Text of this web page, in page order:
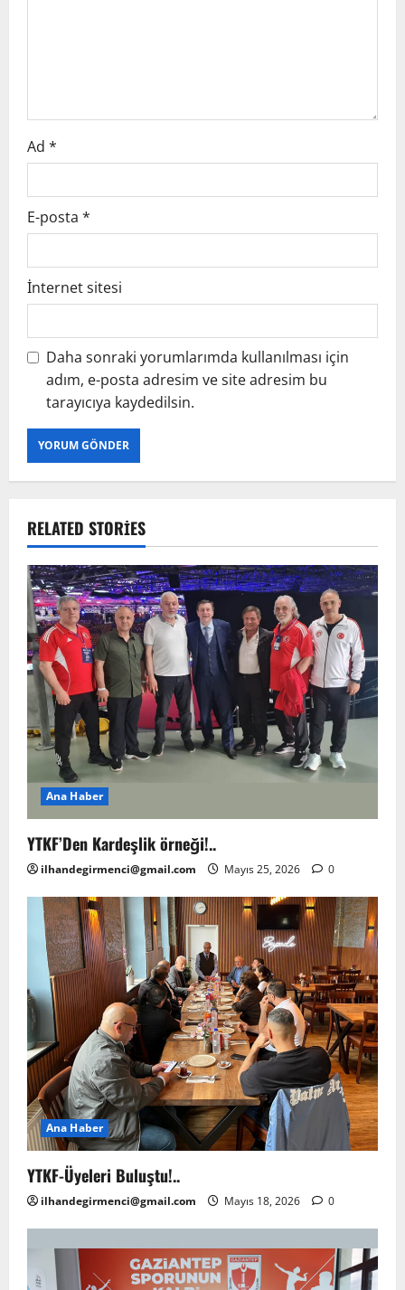
o
Ad *
E-posta *
İnternet sitesi
Daha sonraki yorumlarımda kullanılması için
adım, e-posta adresim ve site adresim bu
tarayıcıya kaydedilsin.
RELATED STORIES
Ana Haber
YTKF’Den Kardeşlik örneği!..
ilhandegirmenci@gmail.com Mayıs 25, 2026 0
Ana Haber
YTKF-Üyeleri Buluştu!..
ilhandegirmenci@gmail.com Mayıs 18, 2026 0